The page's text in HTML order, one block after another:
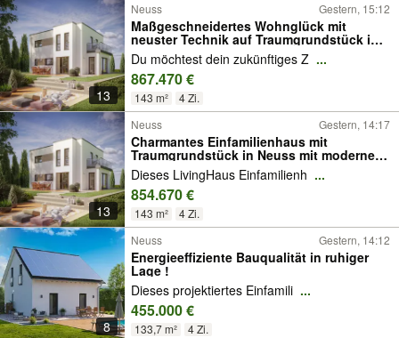
13
Neuss Gestern, 15:12
Maßgeschneidertes Wohnglück mit
neuster Technik auf Traumgrundstück in
Neuss!
Du möchtest dein zukünftiges Z ...
867.470 €
143 m² 4 Zi.
13
Neuss Gestern, 14:17
Charmantes Einfamilienhaus mit
Traumgrundstück in Neuss mit modernem
Design und smarter Technik!
Dieses LivingHaus Einfamilienh ...
854.670 €
143 m² 4 Zi.
8
Neuss Gestern, 14:12
Energieeffiziente Bauqualität in ruhiger
Lage !
Dieses projektiertes Einfamili ...
455.000 €
133,7 m² 4 Zi.